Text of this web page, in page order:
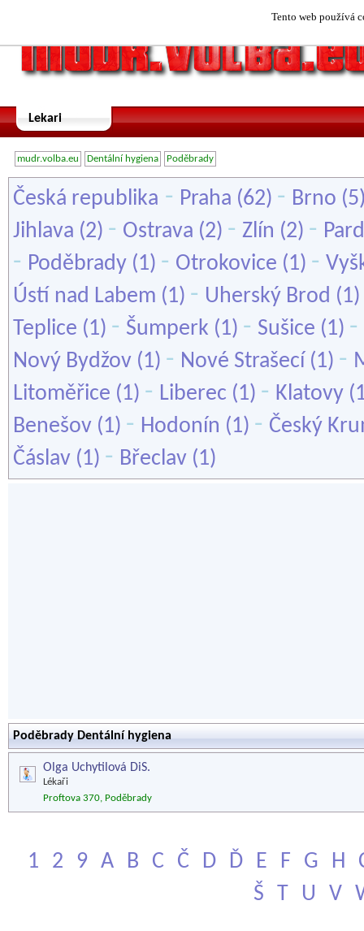
Tento web používá
Lekari
mudr.volba.eu Dentální hygiena Poděbrady
Česká republika - Praha (62) - Brno
Jihlava (2) - Ostrava (2) - Zlín (2) -
- Poděbrady (1) - Otrokovice (1) -
Ústí nad Labem (1) - Uherský Brod (1)
Teplice (1) - Šumperk (1) - Sušice (1) -
Nový Bydžov (1) - Nové Strašecí (1) -
Litoměřice (1) - Liberec (1) - Klatovy
Benešov (1) - Hodonín (1) - Český
Čáslav (1) - Břeclav (1)
Poděbrady Dentální hygiena
Olga Uchytilová DiS.
Lékaři
Proftova 370, Poděbrady
1 2 9 A B C Č D Ď E F G H
Š
T U V